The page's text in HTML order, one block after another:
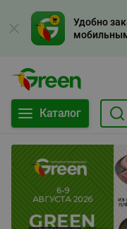
Удобно
Каталог